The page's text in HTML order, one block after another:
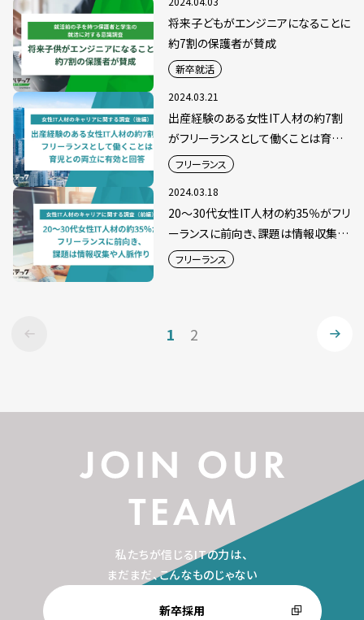
将来子どもがエンジニアになることに
約7割の保護者が賛成
新卒就活
2024.03.21
出産経験のある女性IT人材の約7割
がフリーランスとして働くことは育児
との両立に有効と回答
フリーランス
2024.03.18
20～30代女性IT人材の約35％がフリ
ーランスに前向き、課題は情報収集や
人脈作り
フリーランス
1 2
私たちが信じるITの力は、
まだまだ、こんなものじゃない
新卒採用